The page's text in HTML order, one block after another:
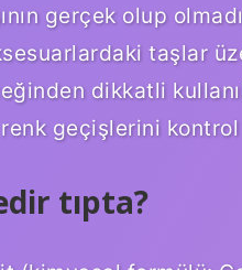
gerçek olup
taşlar
dikkatli
geçişlerini
tıpta?